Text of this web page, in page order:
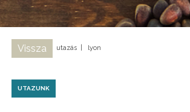
Vissza utazás lyon
UTAZUNK